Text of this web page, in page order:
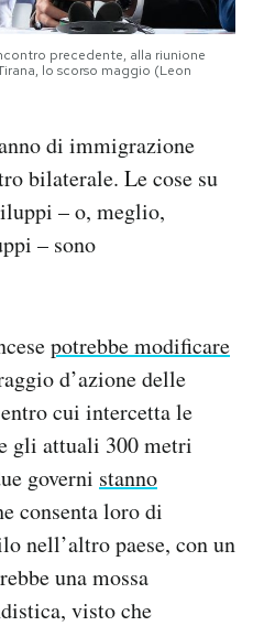
precedente, alla riunione
lo scorso maggio (Leon
di immigrazione
bilaterale. Le cose su
– o, meglio,
– sono
potrebbe modificare
d’azione delle
cui intercetta le
gli attuali 300 metri
governi stanno
consenta loro di
nell’altro paese, con un
una mossa
visto che